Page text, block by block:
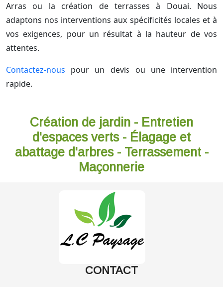
Arras ou la création de terrasses à Douai. Nous
adaptons nos interventions aux spécificités locales et à
vos exigences, pour un résultat à la hauteur de vos
attentes.
Contactez-nous pour un devis ou une intervention
rapide.
Création de jardin - Entretien
d'espaces verts - Élagage et
abattage d'arbres - Terrassement -
Maçonnerie
CONTACT